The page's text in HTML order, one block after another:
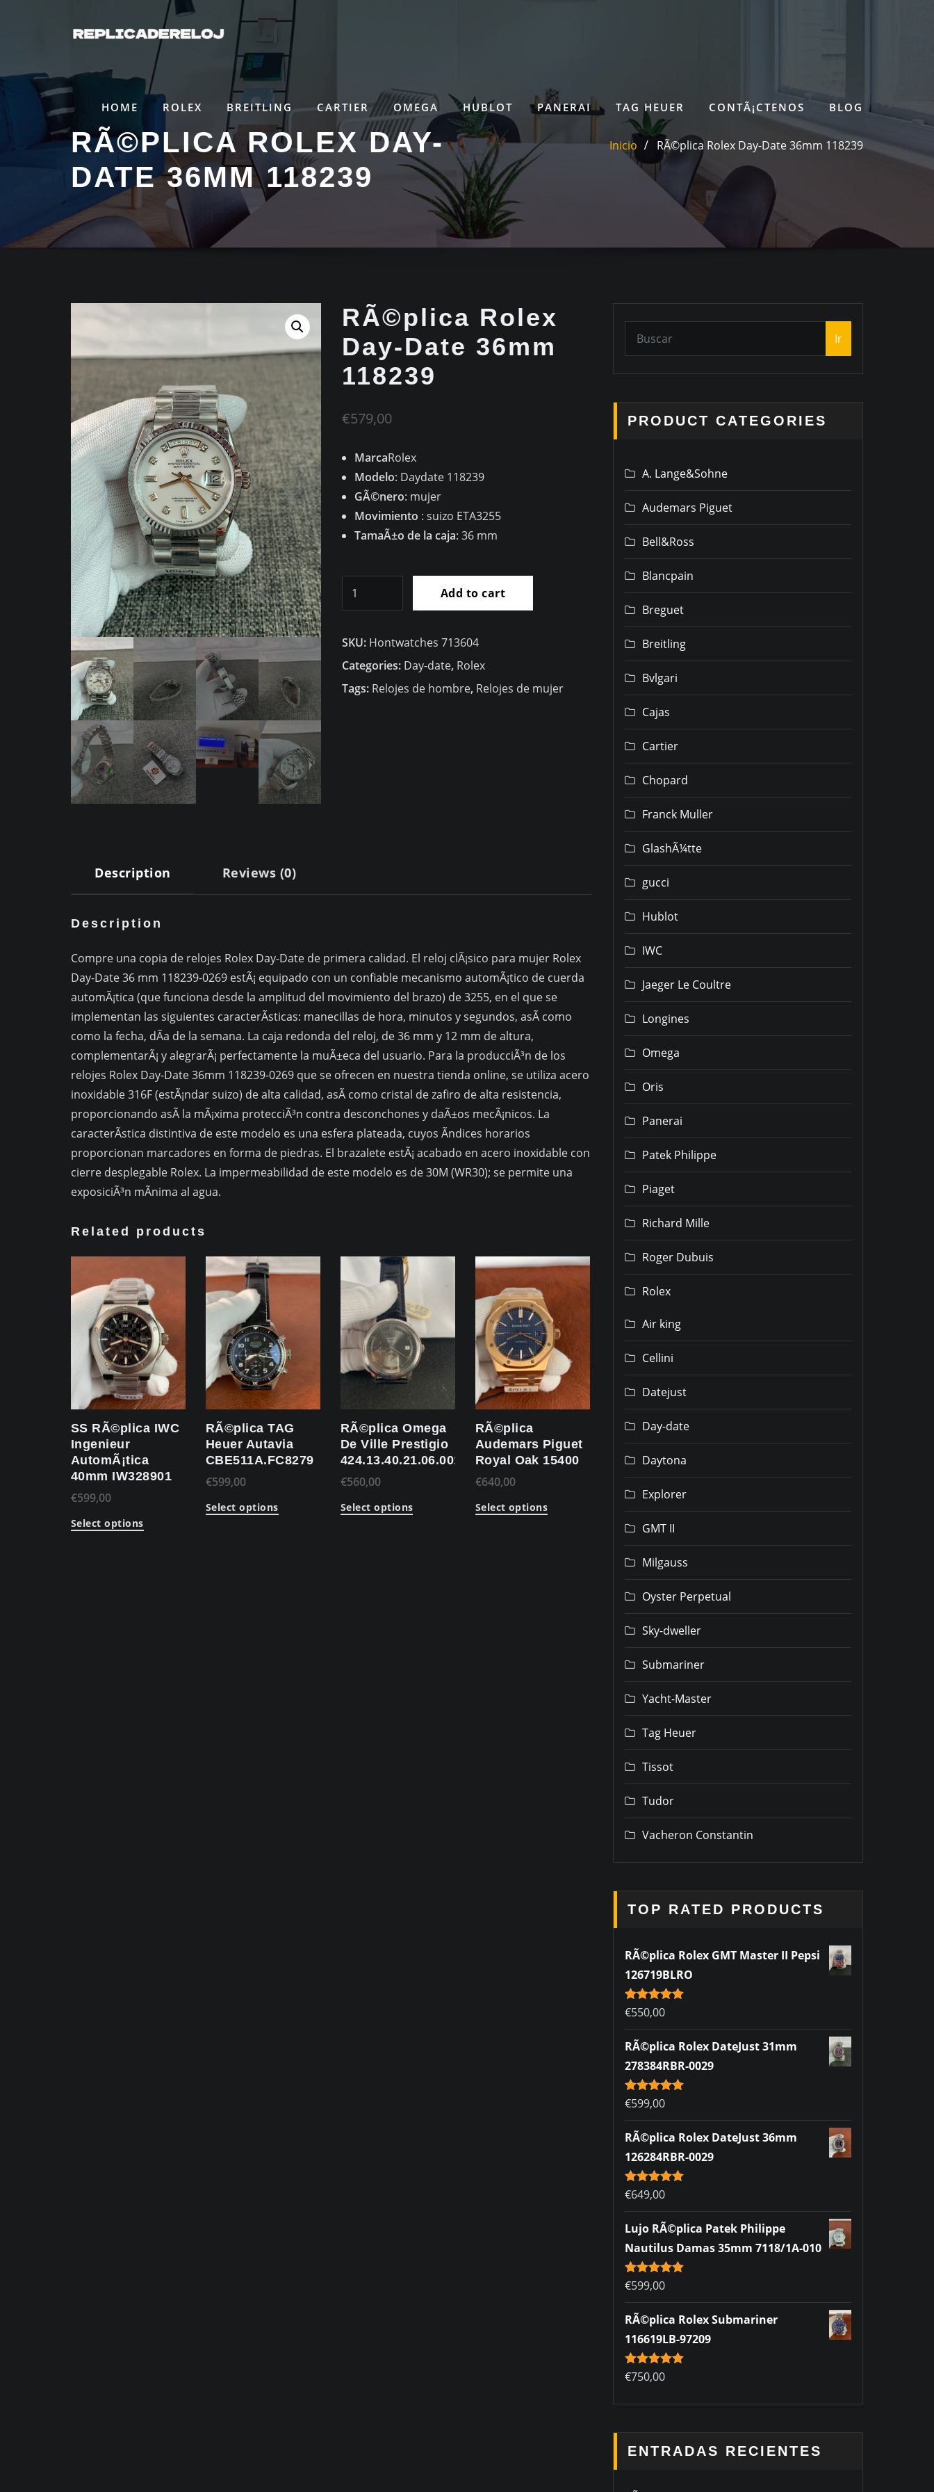
HOME ROLEX BREITLING CARTIER OMEGA HUBLOT PANERAI TAG HEUER CONTÃ¡CTENOS BLOG
RÃ©PLICA ROLEX DAY-
DATE 36MM 118239
Inicio RÃ©plica Rolex Day-Date 36mm 118239
RÃ©plica Rolex
Day-Date 36mm
118239
€579,00
MarcaRolex
Modelo: Daydate 118239
GÃ©nero: mujer
Movimiento : suizo ETA3255
TamaÃ±o de la caja: 36 mm
Date
36mm
118239
Add to cart
SKU: Hontwatches 713604
Categories: Day-date, Rolex
Tags: Relojes de hombre, Relojes de mujer
Description Reviews (0)
Description
Compre una copia de relojes Rolex Day-Date de primera calidad. El reloj clÃ¡sico para mujer Rolex
Day-Date 36 mm 118239-0269 estÃ¡ equipado con un confiable mecanismo automÃ¡tico de cuerda
automÃ¡tica (que funciona desde la amplitud del movimiento del brazo) de 3255, en el que se
implementan las siguientes caracterÃ­sticas: manecillas de hora, minutos y segundos, asÃ­ como
como la fecha, dÃ­a de la semana. La caja redonda del reloj, de 36 mm y 12 mm de altura,
complementarÃ¡ y alegrarÃ¡ perfectamente la muÃ±eca del usuario. Para la producciÃ³n de los
relojes Rolex Day-Date 36mm 118239-0269 que se ofrecen en nuestra tienda online, se utiliza acero
inoxidable 316F (estÃ¡ndar suizo) de alta calidad, asÃ­ como cristal de zafiro de alta resistencia,
proporcionando asÃ­ la mÃ¡xima protecciÃ³n contra desconchones y daÃ±os mecÃ¡nicos. La
caracterÃ­stica distintiva de este modelo es una esfera plateada, cuyos Ã­ndices horarios
proporcionan marcadores en forma de piedras. El brazalete estÃ¡ acabado en acero inoxidable con
cierre desplegable Rolex. La impermeabilidad de este modelo es de 30M (WR30); se permite una
exposiciÃ³n mÃ­nima al agua.
Related products
SS RÃ©plica IWC
Ingenieur
AutomÃ¡tica
40mm IW328901
€599,00
Select options
RÃ©plica TAG
Heuer Autavia
CBE511A.FC8279
€599,00
Select options
RÃ©plica Omega
De Ville Prestigio
424.13.40.21.06.001
€560,00
Select options
RÃ©plica
Audemars Piguet
Royal Oak 15400
€640,00
Select options
Ir
PRODUCT CATEGORIES
A. Lange&Sohne
Audemars Piguet
Bell&Ross
Blancpain
Breguet
Breitling
Bvlgari
Cajas
Cartier
Chopard
Franck Muller
GlashÃ¼tte
gucci
Hublot
IWC
Jaeger Le Coultre
Longines
Omega
Oris
Panerai
Patek Philippe
Piaget
Richard Mille
Roger Dubuis
Rolex
Air king
Cellini
Datejust
Day-date
Daytona
Explorer
GMT II
Milgauss
Oyster Perpetual
Sky-dweller
Submariner
Yacht-Master
Tag Heuer
Tissot
Tudor
Vacheron Constantin
TOP RATED PRODUCTS
RÃ©plica Rolex GMT Master II Pepsi
126719BLRO
Rated5.00
out of 5
€550,00
RÃ©plica Rolex DateJust 31mm
278384RBR-0029
Rated5.00
out of 5
€599,00
RÃ©plica Rolex DateJust 36mm
126284RBR-0029
Rated5.00
out of 5
€649,00
Lujo RÃ©plica Patek Philippe
Nautilus Damas 35mm 7118/1A-010
Rated5.00
out of 5
€599,00
RÃ©plica Rolex Submariner
116619LB-97209
Rated5.00
out of 5
€750,00
ENTRADAS RECIENTES